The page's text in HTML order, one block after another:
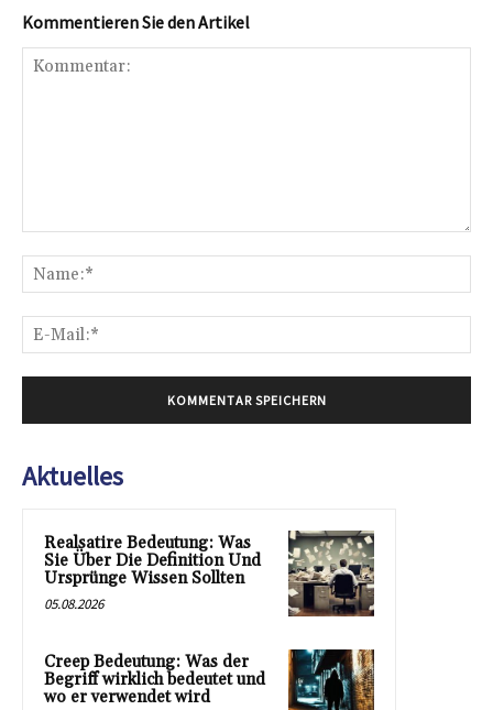
Kommentieren Sie den Artikel
Aktuelles
Realsatire Bedeutung: Was
Sie Über Die Definition Und
Ursprünge Wissen Sollten
05.08.2026
Creep Bedeutung: Was der
Begriff wirklich bedeutet und
wo er verwendet wird